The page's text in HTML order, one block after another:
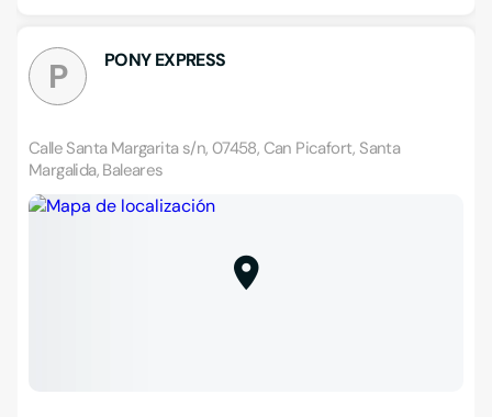
P PONY EXPRESS
Calle Santa Margarita s/n, 07458, Can Picafort, Santa
Margalida, Baleares